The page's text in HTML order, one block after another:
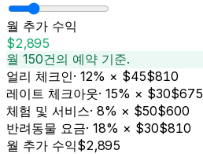
월 추가 수익
$2,895
월 150건의 예약 기준.
얼리 체크인· 12% × $45$810
레이트 체크아웃· 15% × $30$675
체험 및 서비스· 8% × $50$600
반려동물 요금· 18% × $30$810
월 추가 수익$2,895